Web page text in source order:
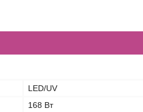
LED/UV
168 Вт